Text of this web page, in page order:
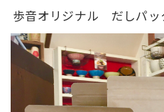
歩音オリジナル だしパッ